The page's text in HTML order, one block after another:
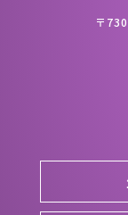
〒